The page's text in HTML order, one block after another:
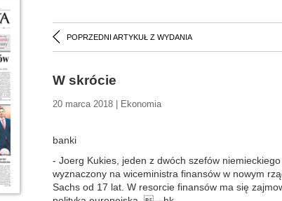
POPRZEDNI ARTYKUŁ Z WYDANIA
W skrócie
20 marca 2018 | Ekonomia
banki
- Joerg Kukies, jeden z dwóch szefów
wyznaczony na wiceministra finansów w nowym
Sachs od 17 lat. W resorcie finansów ma się